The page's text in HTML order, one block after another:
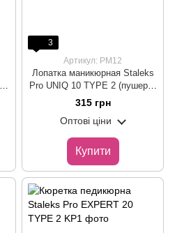
3
Артикул: PM12
Лопатка маникюрная Staleks
Pro UNIQ 10 TYPE 2 (пушер +
апельсинова паличка)
315 грн
Оптові ціни
Купити